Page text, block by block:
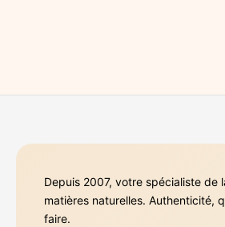
Depuis 2007, votre spécialiste de
matières naturelles. Authenticité,
faire.